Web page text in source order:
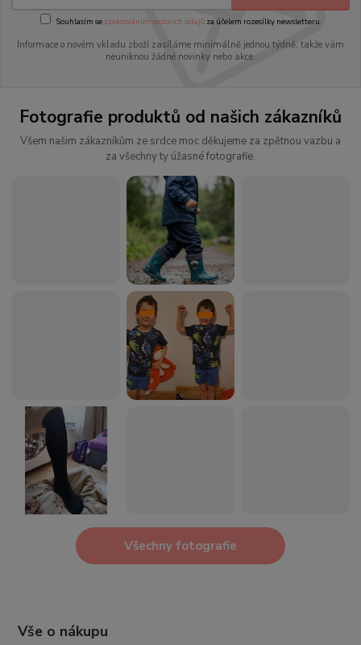
Souhlasím se zpracováním osobních údajůza účelem rozesílky newsletteru.
Informace o novém vkladu zboží zasíláme minimálně jednou týdně, takže vám
neuniknou žádné novinky nebo akce.
Fotografie produktů od našich zákazníků
Všem našim zákazníkům ze srdce moc děkujeme za zpětnou vazbu a
za všechny ty úžasné fotografie.
Všechny fotografie
Vše o nákupu